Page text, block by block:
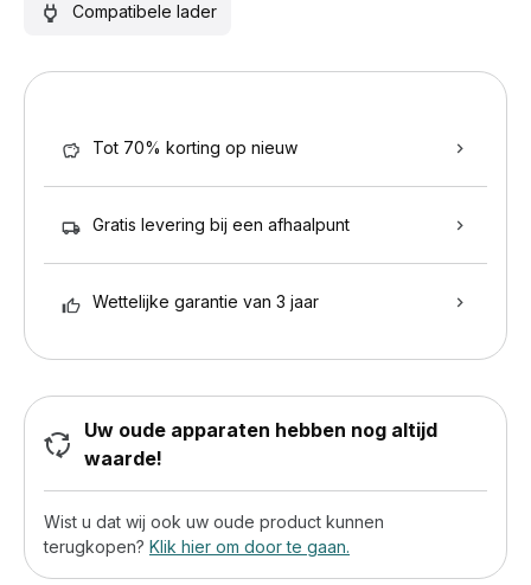
Compatibele lader
Tot 70% korting op nieuw
Gratis levering bij een afhaalpunt
Wettelijke garantie van 3 jaar
Uw oude apparaten hebben nog altijd
waarde!
Wist u dat wij ook uw oude product kunnen
terugkopen? Klik hier om door te gaan.